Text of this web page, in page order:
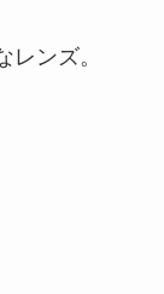
ンズ。